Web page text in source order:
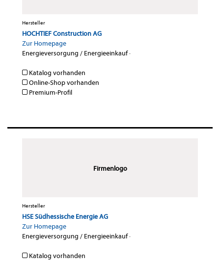
Hersteller
HOCHTIEF Construction AG
Zur Homepage
Energieversorgung / Energieeinkauf·
Katalog vorhanden
Online-Shop vorhanden
Premium-Profil
Firmenlogo
Hersteller
HSE Südhessische Energie AG
Zur Homepage
Energieversorgung / Energieeinkauf·
Katalog vorhanden